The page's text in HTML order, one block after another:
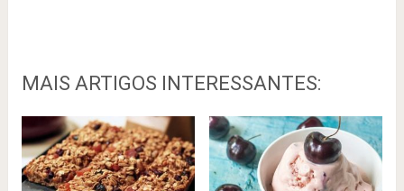
MAIS ARTIGOS INTERESSANTES: